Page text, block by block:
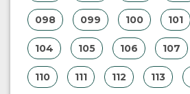
098 099 100 101
104 105 106 107
110 111 112 113